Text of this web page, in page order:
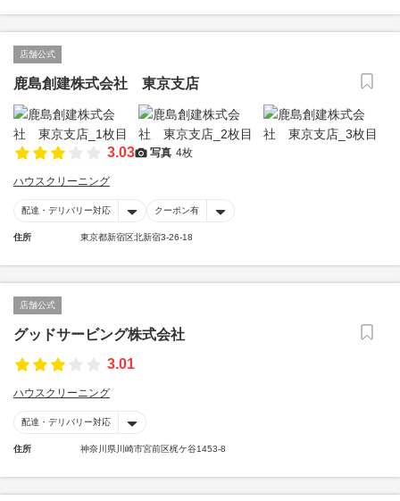
店舗公式
鹿島創建株式会社 東京支店
3.03 写真 4枚
ハウスクリーニング
配達・デリバリー対応 クーポン有
住所 東京都新宿区北新宿3-26-18
店舗公式
グッドサービング株式会社
3.01
ハウスクリーニング
配達・デリバリー対応
住所 神奈川県川崎市宮前区梶ケ谷1453-8